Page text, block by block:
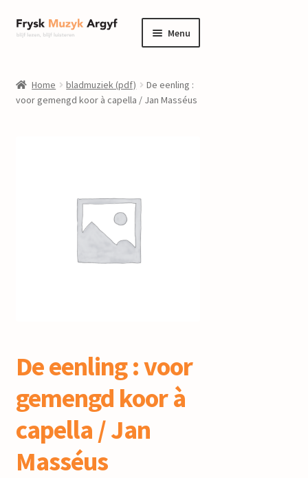
Ga
door
navigatie
Ga
naar
inhoud
Menu
informatie
Submenu
Home bladmuziek (pdf)
De eenling :
voor gemengd koor à capella / Jan Masséus
De eenling : voor
gemengd koor à
capella / Jan
Masséus